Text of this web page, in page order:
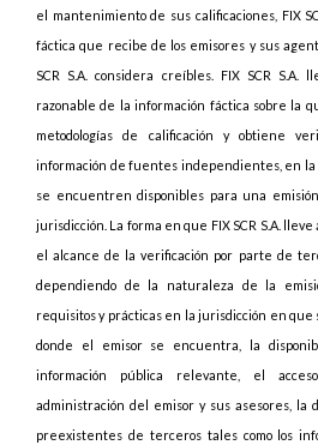
el mantenimiento de sus calificaciones, FIX
fáctica que recibe de los emisores y sus
SCR S.A. considera creíbles. FIX SCR S.A.
razonable de la información fáctica sobre la
metodologías de calificación y obtiene
información de fuentes independientes, en
se encuentren disponibles para una
jurisdicción. La forma en que FIX SCR S.A.
el alcance de la verificación por parte de
dependiendo de la naturaleza de la
requisitos y prácticas en la jurisdicción en que
donde el emisor se encuentra, la
información pública relevante, el
administración del emisor y sus asesores, la
preexistentes de terceros tales como los